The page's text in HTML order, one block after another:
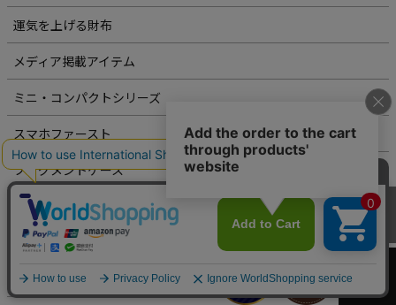
運気を上げる財布
メディア掲載アイテム
ミニ・コンパクトシリーズ
スマホファースト
フラグメントケース
札バサミ
ビジネスリュック
ベルト
カートへ